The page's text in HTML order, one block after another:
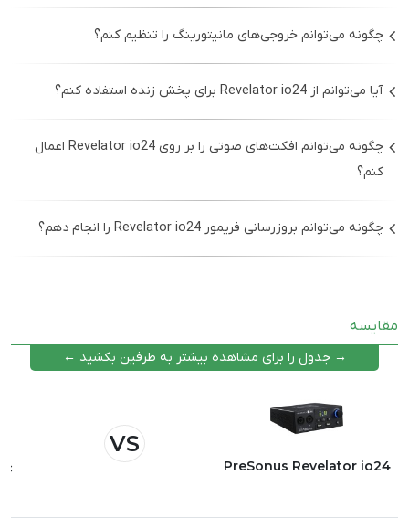
برای کاهش تأخیر صدا، به تنظیمات نرم‌افزار DAW خود بروید وچگونه می‌توانم خروجی‌های مانیتورینگ را تنظیم کنم؟
برای تنظیم خروجی‌های مانیتورینگ، نرم‌افزار Universal Control
آیا می‌توانم از Revelator io24 برای پخش زنده استفاده کنم؟
بله، Revelator io24 برای پخش زنده مناسب است. می‌توانیدچگونه می‌توانم افکت‌های صوتی را بر روی Revelator io24 اعمال
کنم؟
برای اعمال افکت‌های صوتی، نرم‌افزار Universal Control را باز
چگونه می‌توانم بروزرسانی فریمور Revelator io24 را انجام دهم؟
باشد، نرم‌افزار شما را مطلع خواهد کرد و می‌توانید با دنبال کردن
دستورالعمل‌ها، فریمور را بروزرسانی کنید.
مقایسه
→ جدول را برای مشاهده بیشتر به طرفین بکشید ←
PreSonus Revelator io24
VS